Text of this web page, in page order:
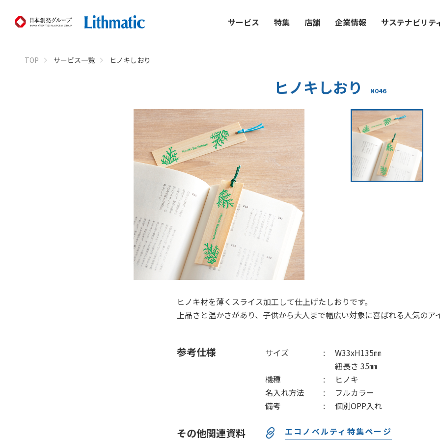
サービス 特集 店舗 企業情報 サステナビリテ
TOP サービス一覧 ヒノキしおり
ヒノキしおり N046
ヒノキ材を薄くスライス加工して仕上げたしおりです。
上品さと温かさがあり、子供から大人まで幅広い対象に喜ばれる人気のア
参考仕様 サイズ
W33xH135㎜
紐長さ 35㎜
機種
ヒノキ
名入れ方法
フルカラー
備考
個別OPP入れ
その他関連資料 エコノベルティ特集ページ